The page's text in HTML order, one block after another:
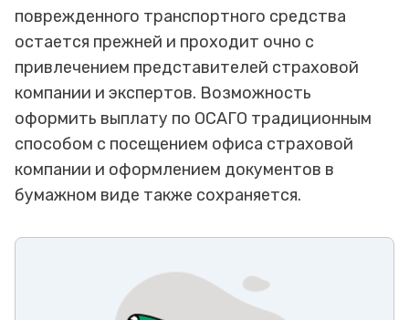
поврежденного транспортного средства
остается прежней и проходит очно с
привлечением представителей страховой
компании и экспертов. Возможность
оформить выплату по ОСАГО традиционным
способом с посещением офиса страховой
компании и оформлением документов в
бумажном виде также сохраняется.